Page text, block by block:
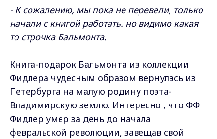
- К сожалению, мы пока не перевели, только
начали с книгой работать. но видимо какая
то строчка Бальмонта.
Книга-подарок Бальмонта из коллекции
Фидлера чудесным образом вернулась из
Петербурга на малую родину поэта-
Владимирскую землю. Интересно , что ФФ
Фидлер умер за день до начала
февральской революции, завещав свой